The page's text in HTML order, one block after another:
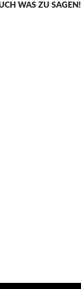
WAS ZU SAGEN!